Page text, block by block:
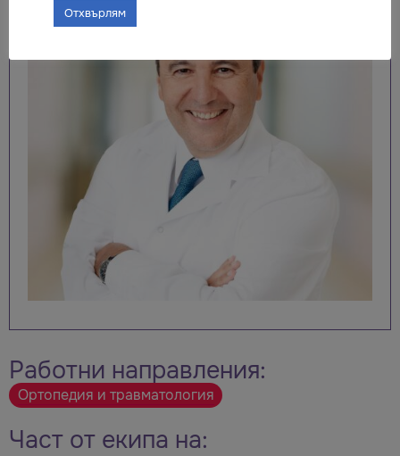
Работни направления:
Ортопедия и травматология
Част от екипа на:
Отхвърлям